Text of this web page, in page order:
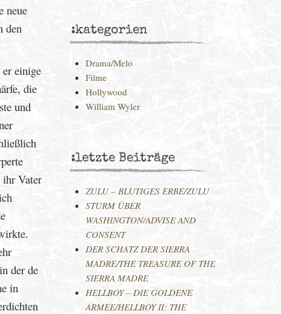
neue
den
einige
die
und
Vater
der de
in
:kategorien
Drama/Melo
Filme
Hollywood
William Wyler
:letzte Beiträge
ZULU – BLUTIGES ERBE/ZULU
STURM ÜBER
WASHINGTON/ADVISE AND
CONSENT
DER SCHATZ DER SIERRA
MADRE/THE TREASURE OF THE
SIERRA MADRE
HELLBOY – DIE GOLDENE
ARMEE/HELLBOY II: THE